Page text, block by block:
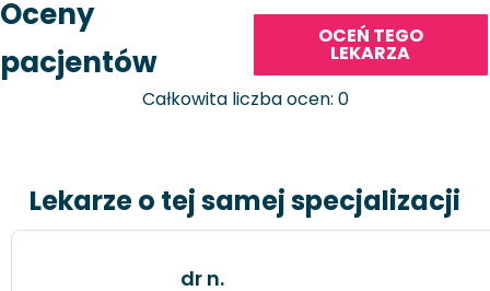
Oceny
pacjentów
OCEŃ TEGO
LEKARZA
Całkowita liczba ocen: 0
Lekarze o tej samej specjalizacji
dr n.